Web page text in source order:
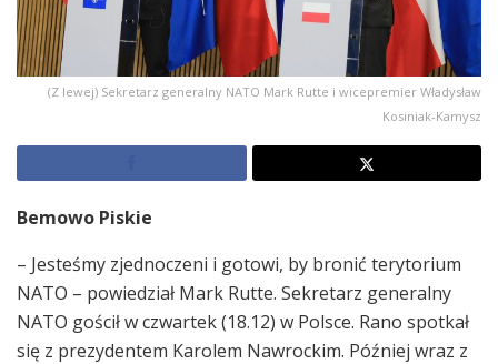
(Z lewej) Sekretarz generalny NATO Mark Rutte i wicepremier Władysław
Kosiniak-Kamysz
Bemowo Piskie
– Jesteśmy zjednoczeni i gotowi, by bronić terytorium
NATO – powiedział Mark Rutte. Sekretarz generalny
NATO gościł w czwartek (18.12) w Polsce. Rano spotkał
się z prezydentem Karolem Nawrockim. Później wraz z